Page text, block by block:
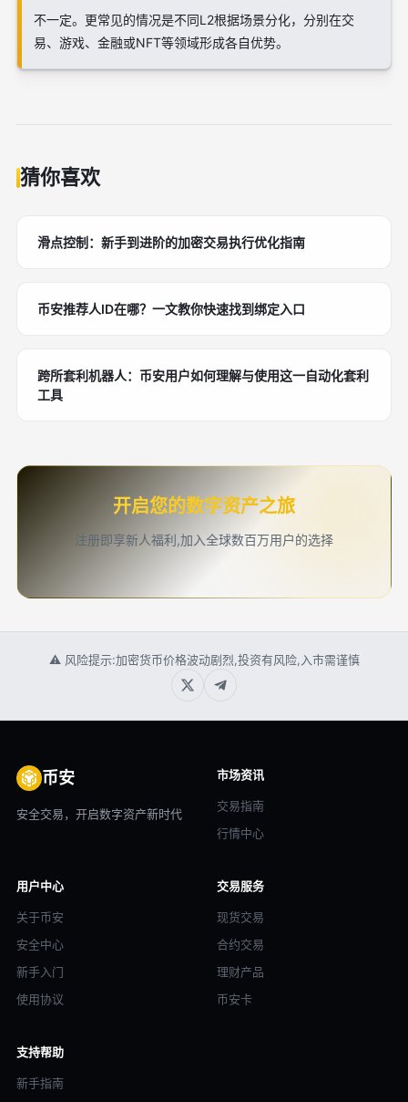
不一定。更常见的情况是不同L2根据场景分化，分别在交
易、游戏、金融或NFT等领域形成各自优势。
猜你喜欢
滑点控制：新手到进阶的加密交易执行优化指南
币安推荐人ID在哪？一文教你快速找到绑定入口
跨所套利机器人：币安用户如何理解与使用这一自动化套利
工具
开启您的数字资产之旅
注册即享新人福利,加入全球数百万用户的选择
⚠ 风险提示:加密货币价格波动剧烈,投资有风险,入市需谨慎
币安
安全交易，开启数字资产新时代
市场资讯
交易指南
行情中心
用户中心
关于币安
安全中心
新手入门
使用协议
交易服务
现货交易
合约交易
理财产品
币安卡
支持帮助
新手指南